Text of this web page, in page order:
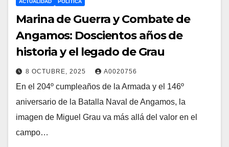
ACTUALIDAD POLITICA
Marina de Guerra y Combate de
Angamos: Doscientos años de
historia y el legado de Grau
8 OCTUBRE, 2025 A0020756
En el 204º cumpleaños de la Armada y el 146º
aniversario de la Batalla Naval de Angamos, la
imagen de Miguel Grau va más allá del valor en el
campo…